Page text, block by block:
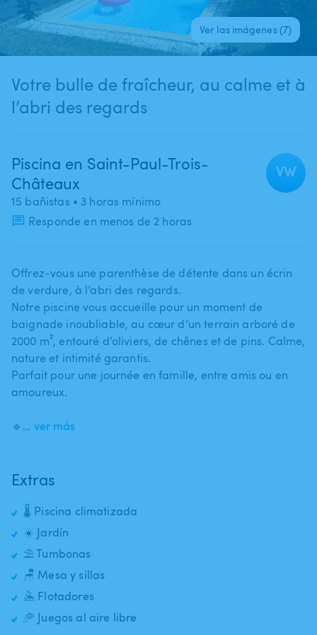
Ver las imágenes (7)
Votre bulle de fraîcheur, au calme et à
l’abri des regards
Piscina en Saint-Paul-Trois-
Châteaux
15 bañistas • 3 horas mínimo
Responde en menos de 2 horas
VW
Offrez-vous une parenthèse de détente dans un écrin
de verdure​,​ à l’abri des regards.
Notre piscine vous accueille pour un moment de
baignade inoubliable​,​ au cœur d’un terrain arboré de
2000 m²​,​ entouré d’oliviers​,​ de chênes et de pins. Calme​,​
nature et intimité garantis.
Parfait pour une journée en famille​,​ entre amis ou en
amoureux.
🔹… ver más
Extras
🌡️ Piscina climatizada
☀️ Jardín
⛱️ Tumbonas
🪑 Mesa y sillas
🤽 Flotadores
🥏 Juegos al aire libre